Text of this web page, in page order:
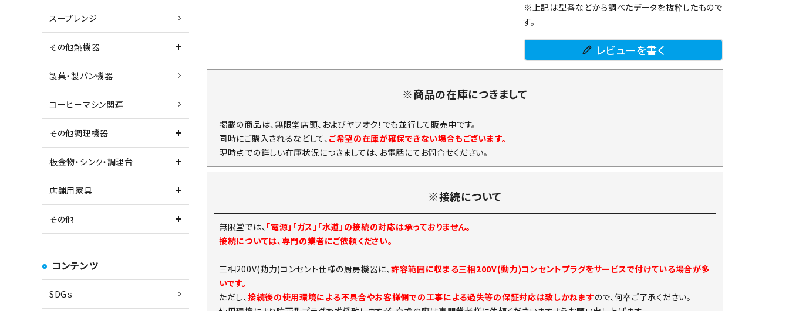
スープレンジ
その他熱機器
製菓・製パン機器
コーヒーマシン関連
その他調理機器
板金物・シンク・調理台
店舗用家具
その他
コンテンツ
SDGｓ
※上記は型番などから調べたデータを抜粋したもので
す。
レビューを書く
※商品の在庫につきまして
掲載の商品は、無限堂店頭、およびヤフオク！でも並行して販売中です。
同時にご購入されるなどして、 ご希望の在庫が確保できない場合もございます。
現時点での詳しい在庫状況につきましては、お電話にてお問合せください。
※接続について
無限堂では、 「電源」「ガス」「水道」の接続の対応は承っておりません。
接続については、専門の業者にご依頼ください。
三相200V(動力)コンセント仕様の厨房機器に、 許容範囲に収まる三相200V(動力)コンセントプラグをサービスで付けている場合が多
いです。
ただし、 接続後の使用環境による不具合やお客様側での工事による過失等の保証対応は致しかねますので、何卒ご了承ください。